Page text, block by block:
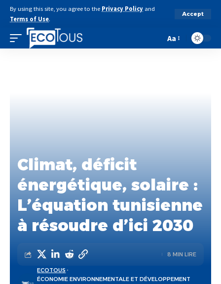
By using this site, you agree to the Privacy Policy and
Terms of Use.
Accept
Aa
Climat, déficit
énergétique, solaire :
L’équation tunisienne
à résoudre d’ici 2030
ECOTOUS
ÉCONOMIE ENVIRONNEMENTALE ET DÉVELOPPEMENT
8 MIN LIRE